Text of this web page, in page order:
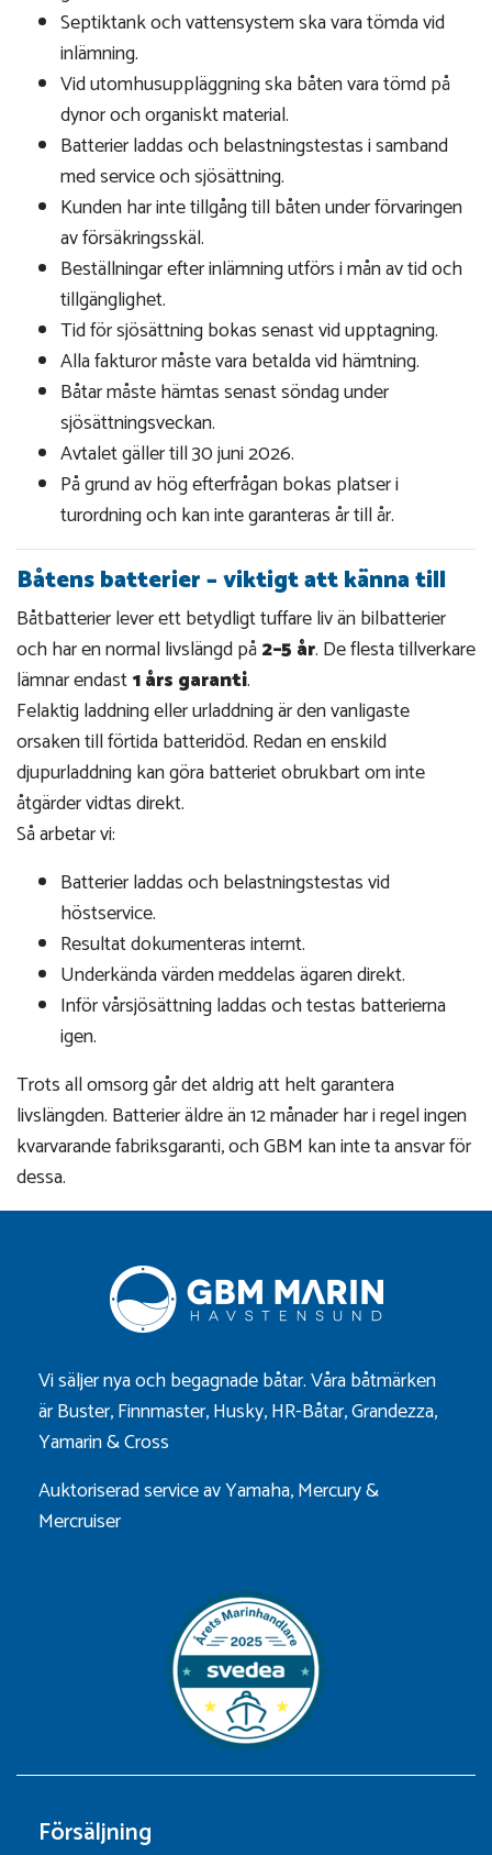
Septiktank och vattensystem ska vara tömda vid
inlämning.
Vid utomhusuppläggning ska båten vara tömd på
dynor och organiskt material.
Batterier laddas och belastningstestas i samband
med service och sjösättning.
Kunden har inte tillgång till båten under förvaringen
av försäkringsskäl.
Beställningar efter inlämning utförs i mån av tid och
tillgänglighet.
Tid för sjösättning bokas senast vid upptagning.
Alla fakturor måste vara betalda vid hämtning.
Båtar måste hämtas senast söndag under
sjösättningsveckan.
Avtalet gäller till 30 juni 2026.
På grund av hög efterfrågan bokas platser i
turordning och kan inte garanteras år till år.
Båtens batterier – viktigt att känna till
Båtbatterier lever ett betydligt tuffare liv än bilbatterier
och har en normal livslängd på2–5 år. De flesta tillverkare
lämnar endast1 års garanti.
Felaktig laddning eller urladdning är den vanligaste
orsaken till förtida batteridöd. Redan en enskild
djupurladdning kan göra batteriet obrukbart om inte
åtgärder vidtas direkt.
Så arbetar vi:
Batterier laddas och belastningstestas vid
höstservice.
Resultat dokumenteras internt.
Underkända värden meddelas ägaren direkt.
Inför vårsjösättning laddas och testas batterierna
igen.
Trots all omsorg går det aldrig att helt garantera
livslängden. Batterier äldre än 12 månader har i regel ingen
kvarvarande fabriksgaranti, och GBM kan inte ta ansvar för
dessa.
Vi säljer nya och begagnade båtar. Våra båtmärken
ärBuster,Finnmaster,Husky,HR-Båtar,Grandezza,
Yamarin&Cross
Auktoriserad service av Yamaha, Mercury &
Mercruiser
Försäljning